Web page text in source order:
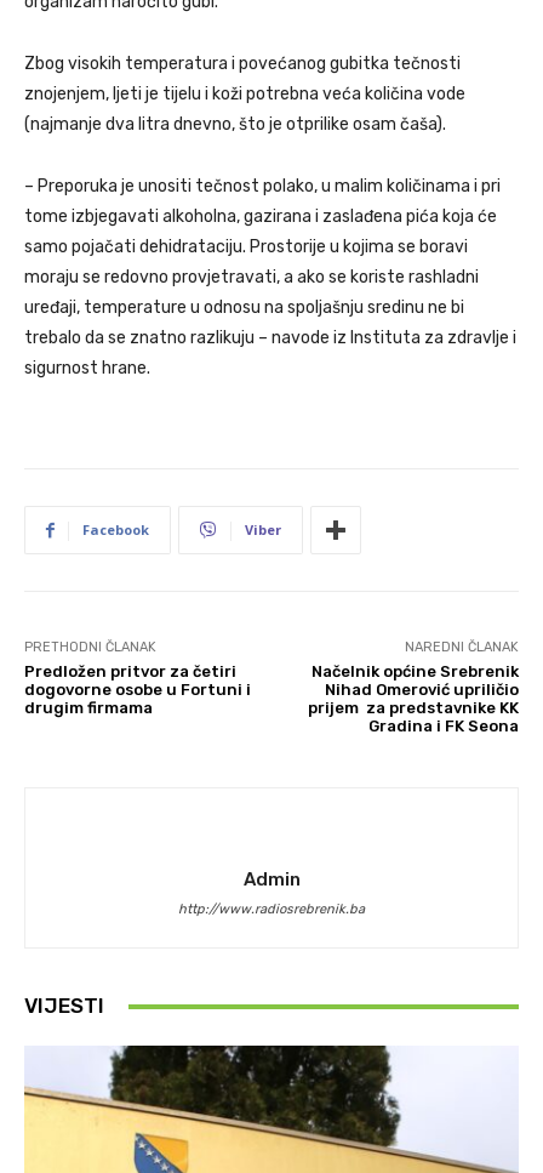
Zbog visokih temperatura i povećanog gubitka tečnosti
znojenjem, ljeti je tijelu i koži potrebna veća količina vode
(najmanje dva litra dnevno, što je otprilike osam čaša).
– Preporuka je unositi tečnost polako, u malim količinama i pri
tome izbjegavati alkoholna, gazirana i zaslađena pića koja će
samo pojačati dehidrataciju. Prostorije u kojima se boravi
moraju se redovno provjetravati, a ako se koriste rashladni
uređaji, temperature u odnosu na spoljašnju sredinu ne bi
trebalo da se znatno razlikuju – navode iz Instituta za zdravlje i
sigurnost hrane.
Facebook Viber
PRETHODNI ČLANAK
Predložen pritvor za četiri
dogovorne osobe u Fortuni i
drugim firmama
NAREDNI ČLANAK
Načelnik općine Srebrenik
Nihad Omerović upriličio
prijem za predstavnike KK
Gradina i FK Seona
Admin
http://www.radiosrebrenik.ba
VIJESTI